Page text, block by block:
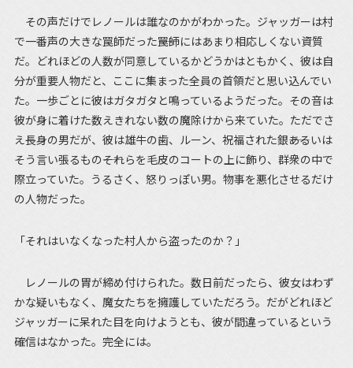
その声だけでレノールは誰なのかがわかった。ジャッガーは村
で一番声の大きな罠師だった――罠師にはあまり相応しくない資質
だ。どれほどの人数が同意しているかどうかはともかく、彼は自
分が重要人物だと、ここに集まった全員の首領だと思い込んでい
た。一歩ごとに彼はガタガタと鳴っているようだった。その音は
彼が身に着けた数えきれない数の魔除けから来ていた。ただでさ
え長身の男だが、彼は雄牛の歯、ルーン、祝福された銀――あるいは
そう言い張るもの――それらを毛皮のコートの上に飾り、群衆の中で
際立っていた。うるさく、怒りっぽい男。物事を悪化させるだけ
の人物だった。
「それはいなくなった村人から盗ったのか？」
レノールの胃が締め付けられた。数日前だったら、彼女はわず
かな疑いもなく、魔女たちを擁護していただろう。だがどれほど
ジャッガーに呆れた目を向けようとも、彼が間違っているという
確信はなかった。完全には。